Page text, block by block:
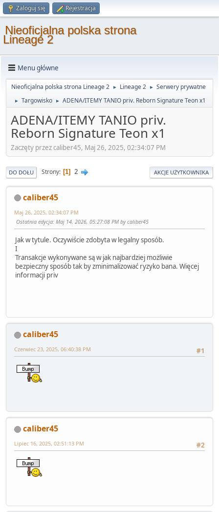
Zaloguj się Rejestracja
Nieoficjalna polska strona
Lineage 2
Menu główne
Nieoficjalna polska strona Lineage 2 ► Lineage 2 ► Serwery prywatne
► Targowisko ► ADENA/ITEMY TANIO priv. Reborn Signature Teon x1
ADENA/ITEMY TANIO priv.
Reborn Signature Teon x1
Zaczęty przez caliber45, Maj 26, 2025, 02:34:07 PM
DO DOŁU Strony 1 2 AKCJE UŻYTKOWNIKA
caliber45
Maj 26, 2025, 02:34:07 PM
Ostatnia edycja: Maj 14, 2026, 05:27:08 PM by caliber45
Jak w tytule. Oczywiście zdobyta w legalny sposób.
I
Transakcje wykonywane są w jak najbardziej możliwie
bezpieczny sposób tak by zminimalizować ryzyko bana. Więcej
informacji priv
caliber45
#1
Czerwiec 23, 2025, 06:40:38 PM
caliber45
#2
Lipiec 16, 2025, 02:51:13 PM